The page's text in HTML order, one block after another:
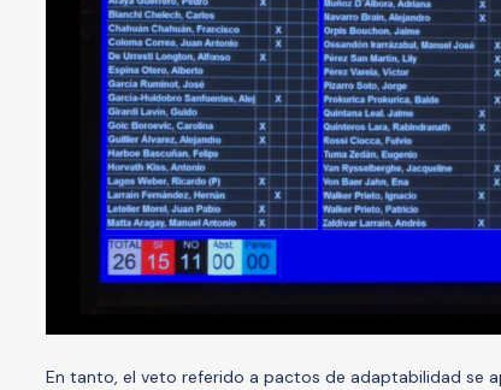
En tanto, el veto referido a pactos de adaptabilidad se